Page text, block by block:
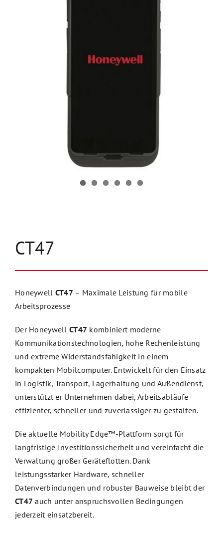
CT47
Honeywell CT47– Maximale Leistung für mobile
Arbeitsprozesse
Der Honeywell CT47 kombiniert moderne
Kommunikationstechnologien, hohe Rechenleistung
und extreme Widerstandsfähigkeit in einem
kompakten Mobilcomputer. Entwickelt für den Einsatz
in Logistik, Transport, Lagerhaltung und Außendienst,
unterstützt er Unternehmen dabei, Arbeitsabläufe
effizienter, schneller und zuverlässiger zu gestalten.
Die aktuelle Mobility Edge™-Plattform sorgt für
langfristige Investitionssicherheit und vereinfacht die
Verwaltung großer Geräteflotten. Dank
leistungsstarker Hardware, schneller
Datenverbindungen und robuster Bauweise bleibt der
CT47 auch unter anspruchsvollen Bedingungen
jederzeit einsatzbereit.